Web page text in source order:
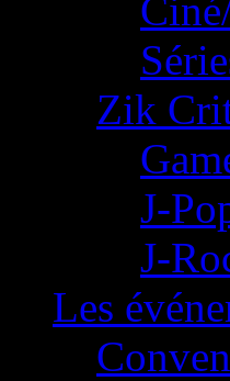
Zik
J-
J-
Les